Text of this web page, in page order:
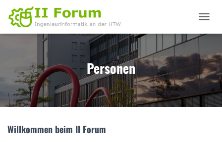
A
G
A
T
O
N
Personen
Willkommen beim II Forum